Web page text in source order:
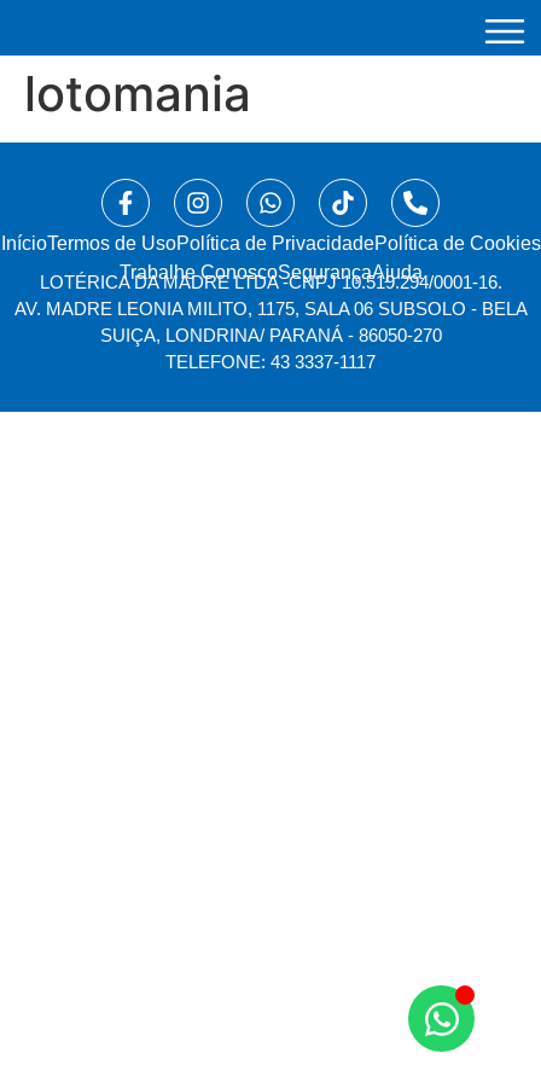
lotomania
Início⁠Termos de UsoPolítica de PrivacidadePolítica de Cookies
Trabalhe ConoscoSegurançaAjuda
LOTÉRICA DA MADRE LTDA -CNPJ 10.519.294/0001-16.
AV. MADRE LEONIA MILITO, 1175, SALA 06 SUBSOLO - BELA
SUIÇA, LONDRINA/ PARANÁ - 86050-270
TELEFONE: 43 3337-1117